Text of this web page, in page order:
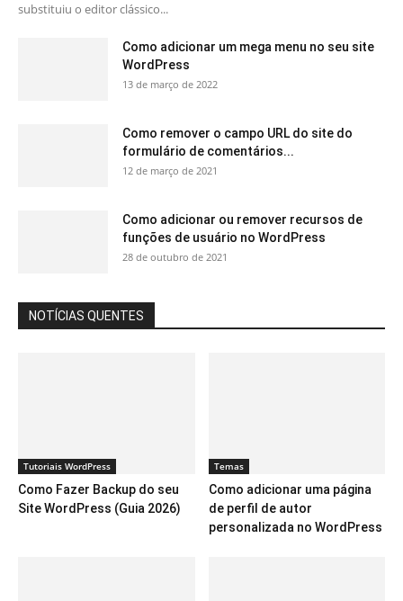
substituiu o editor clássico...
Como adicionar um mega menu no seu site
WordPress
13 de março de 2022
Como remover o campo URL do site do
formulário de comentários...
12 de março de 2021
Como adicionar ou remover recursos de
funções de usuário no WordPress
28 de outubro de 2021
NOTÍCIAS QUENTES
Tutoriais WordPress
Como Fazer Backup do seu
Site WordPress (Guia 2026)
Temas
Como adicionar uma página
de perfil de autor
personalizada no WordPress